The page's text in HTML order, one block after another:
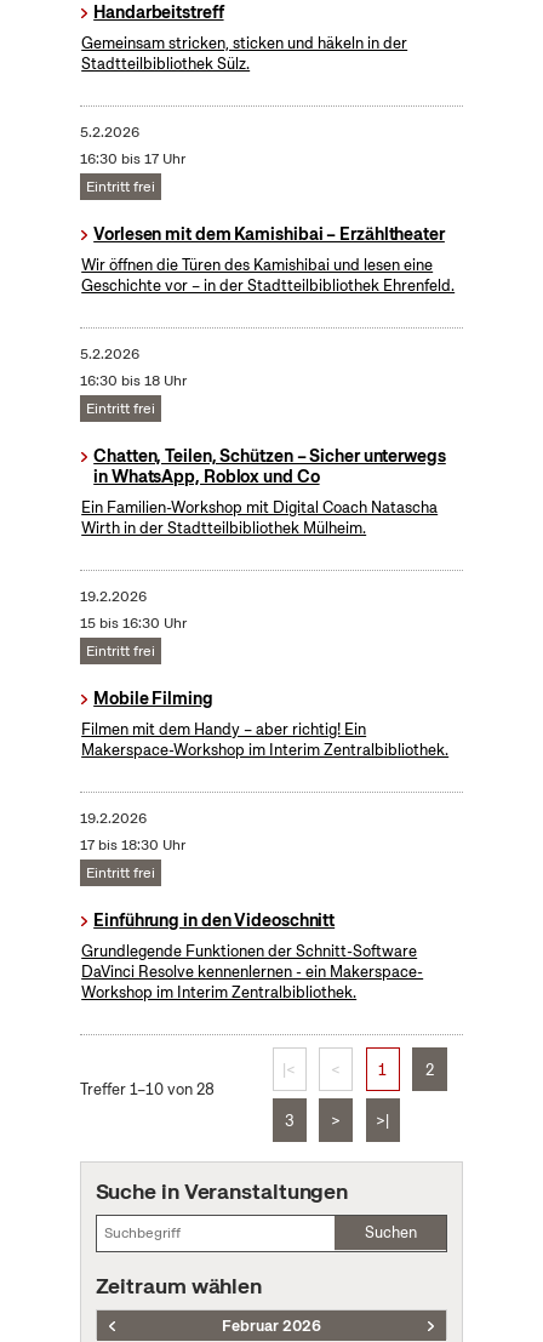
Handarbeitstreff
Gemeinsam stricken, sticken und häkeln in der
Stadtteilbibliothek Sülz.
5.2.2026
16:30 bis 17 Uhr
Eintritt frei
Vorlesen mit dem Kamishibai – Erzähltheater
Wir öffnen die Türen des Kamishibai und lesen eine
Geschichte vor – in der Stadtteilbibliothek Ehrenfeld.
5.2.2026
16:30 bis 18 Uhr
Eintritt frei
Chatten, Teilen, Schützen – Sicher unterwegs
in WhatsApp, Roblox und Co
Ein Familien-Workshop mit Digital Coach Natascha
Wirth in der Stadtteilbibliothek Mülheim.
19.2.2026
15 bis 16:30 Uhr
Eintritt frei
Mobile Filming
Filmen mit dem Handy – aber richtig! Ein
Makerspace-Workshop im Interim Zentralbibliothek.
19.2.2026
17 bis 18:30 Uhr
Eintritt frei
Einführung in den Videoschnitt
Grundlegende Funktionen der Schnitt-Software
DaVinci Resolve kennenlernen - ein Makerspace-
Workshop im Interim Zentralbibliothek.
Treffer 1–10 von 28
|< < 1 2
3 > >|
Suche in Veranstaltungen
Suchen
Zeitraum wählen
Februar 2026